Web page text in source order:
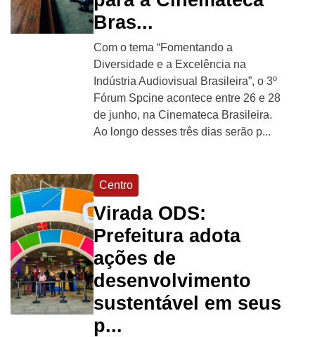
Bras...
Com o tema “Fomentando a
Diversidade e a Excelência na
Indústria Audiovisual Brasileira”, o 3º
Fórum Spcine acontece entre 26 e 28
de junho, na Cinemateca Brasileira.
Ao longo desses três dias serão p...
Centro
Virada ODS:
Prefeitura adota
ações de
desenvolvimento
sustentável em seus
p...